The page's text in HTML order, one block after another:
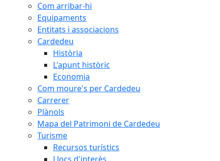
Com arribar-hi
Equipaments
Entitats i associacions
Cardedeu
Història
L'apunt històric
Economia
Com moure's per Cardedeu
Carrerer
Plànols
Mapa del Patrimoni de Cardedeu
Turisme
Recursos turístics